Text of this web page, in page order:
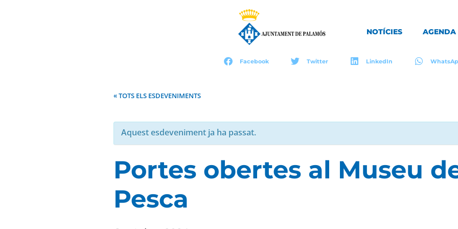
NOTÍCIES AGENDA
Facebook Twitter LinkedIn
« TOTS ELS ESDEVENIMENTS
Aquest esdeveniment ja ha passat.
Portes obertes al Museu
Pesca